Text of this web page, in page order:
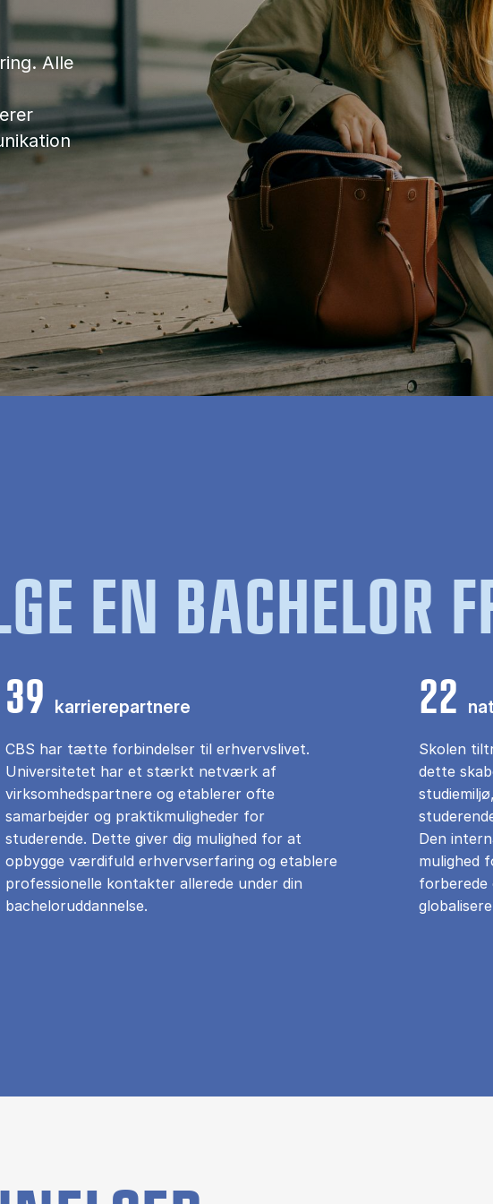
Alle
EN BACHELOR
39 karrierepartnere
CBS har tætte forbindelser til erhvervslivet.
Universitetet har et stærkt netværk af
virksomhedspartnere og etablerer ofte
samarbejder og praktikmuligheder for
studerende. Dette giver dig mulighed for at
opbygge værdifuld erhvervserfaring og etablere
professionelle kontakter allerede under din
bacheloruddannelse.
22
Skolen
dette
Den
mulighed
forberede